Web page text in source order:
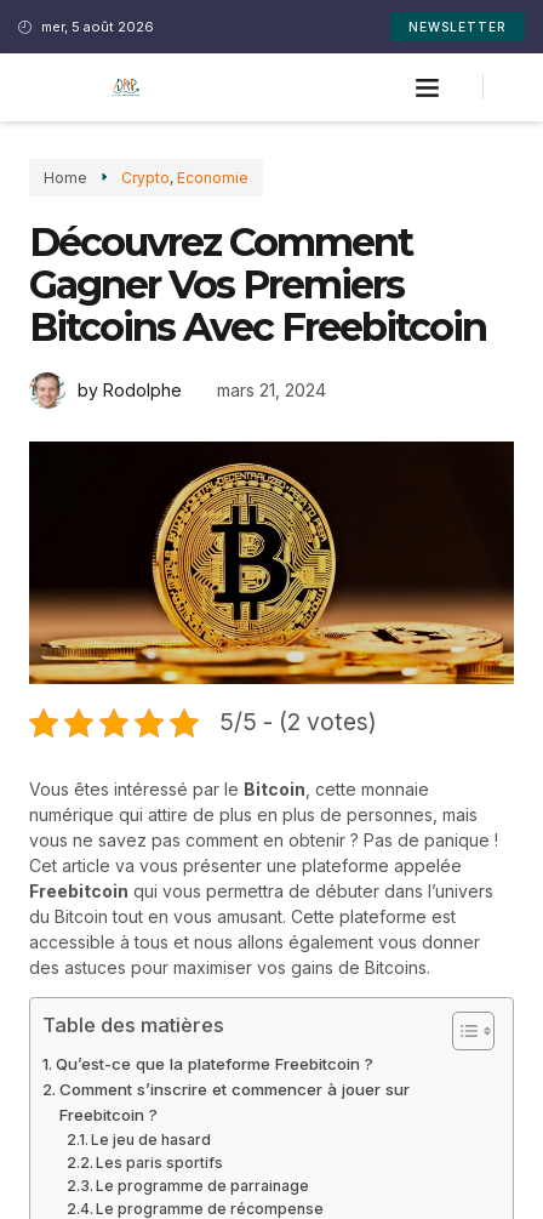
mer, 5 août 2026 NEWSLETTER
Home Crypto, Economie
Découvrez Comment
Gagner Vos Premiers
Bitcoins Avec Freebitcoin
by Rodolphe mars 21, 2024
5/5 - (2 votes)
Vous êtes intéressé par le Bitcoin , cette monnaie
numérique qui attire de plus en plus de personnes, mais
vous ne savez pas comment en obtenir ? Pas de panique !
Cet article va vous présenter une plateforme appelée
Freebitcoin qui vous permettra de débuter dans l’univers
du Bitcoin tout en vous amusant. Cette plateforme est
accessible à tous et nous allons également vous donner
des astuces pour maximiser vos gains de Bitcoins.
Table des matières
Qu’est-ce que la plateforme Freebitcoin ?
Comment s’inscrire et commencer à jouer sur
Freebitcoin ?
Le jeu de hasard
Les paris sportifs
Le programme de parrainage
Le programme de récompense